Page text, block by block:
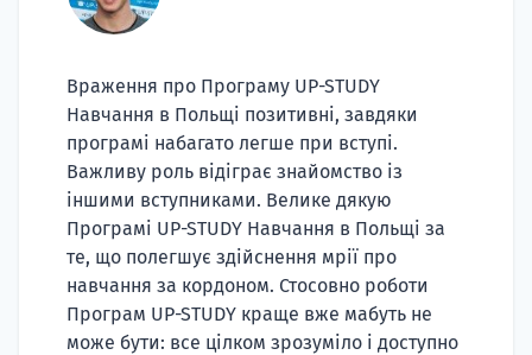
Враження про Програму UP-STUDY
Навчання в Польщі позитивні, завдяки
програмі набагато легше при вступі.
Важливу роль відіграє знайомство із
іншими вступниками. Велике дякую
Програмі UP-STUDY Навчання в Польщі за
те, що полегшує здійснення мрії про
навчання за кордоном. Стосовно роботи
Програм UP-STUDY краще вже мабуть не
може бути: все цілком зрозуміло і доступно